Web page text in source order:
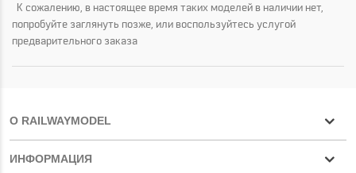
К сожалению, в настоящее время таких моделей в наличии нет,
попробуйте заглянуть позже, или воспользуйтесь услугой
предварительного заказа
О RAILWAYMODEL
ИНФОРМАЦИЯ